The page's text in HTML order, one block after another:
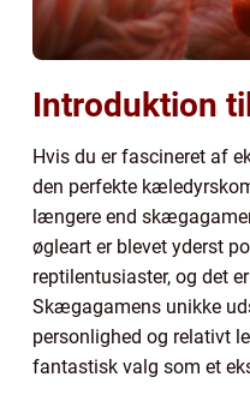
Introduktion
Hvis du er fascineret af
den perfekte
længere end
øgleart er blevet yderst
reptilentusiaster, og det
Skægagamens unikke
personlighed og relativt
fantastisk valg som et